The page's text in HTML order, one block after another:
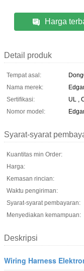
Harga
Detail produk
Tempat asal:
Nama merek:
Sertifikasi:
UL ,
Nomor model:
Syarat-syarat
Kuantitas min Order:
Harga:
Kemasan rincian:
Waktu pengiriman:
Syarat-syarat pembayaran:
Menyediakan kemampuan:
Deskripsi
Wiring Harness